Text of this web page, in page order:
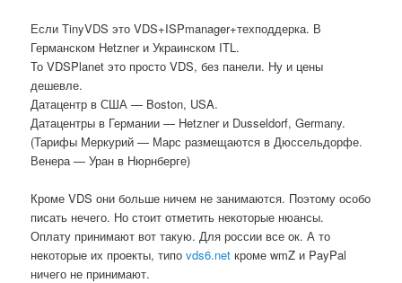
Если TinyVDS это VDS+ISPmanager+техподдерка. В
Германском Hetzner и Украинском ITL.
То VDSPlanet это просто VDS, без панели. Ну и цены
дешевле.
Датацентр в США — Boston, USA.
Датацентры в Германии — Hetzner и Dusseldorf, Germany.
(Тарифы Меркурий — Марс размещаются в Дюссельдорфе.
Венера — Уран в Нюрнберге)
Кроме VDS они больше ничем не занимаются. Поэтому особо
писать нечего. Но стоит отметить некоторые нюансы.
Оплату принимают вот такую. Для россии все ок. А то
некоторые их проекты, типоvds6.net кроме wmZ и PayPal
ничего не принимают.